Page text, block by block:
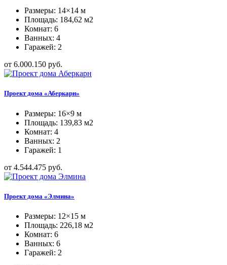
Размеры: 14×14 м
Площадь: 184,62 м2
Комнат: 6
Ванных: 4
Гаражей: 2
от 6.000.150 руб.
Проект дома «Аберкарн»
Размеры: 16×9 м
Площадь: 139,83 м2
Комнат: 4
Ванных: 2
Гаражей: 1
от 4.544.475 руб.
Проект дома «Элмина»
Размеры: 12×15 м
Площадь: 226,18 м2
Комнат: 6
Ванных: 6
Гаражей: 2